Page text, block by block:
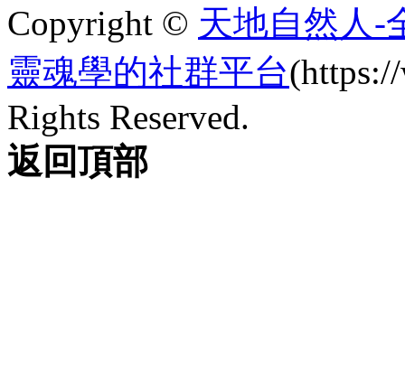
Copyright © 天地自然人-
靈魂學的社群平台
Rights Reserved.
返回頂部